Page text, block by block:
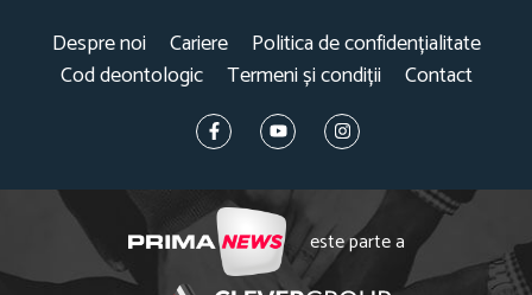
Despre noi Cariere
Politica de confidențialitate
Cod deontologic
Termeni și condiții Contact
este parte a